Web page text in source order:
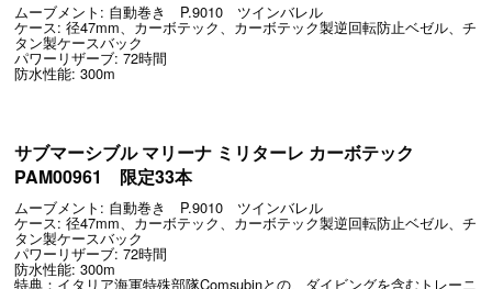
ムーブメント: 自動巻き P.9010 ツインバレル
ケース: 径47mm、カーボテック、カーボテック製逆回転防止ベゼル、チ
タン製ケースバック
パワーリザーブ: 72時間
防水性能: 300m
サブマーシブル マリーナ ミリターレ カーボテック
PAM00961 限定33本
ムーブメント: 自動巻き P.9010 ツインバレル
ケース: 径47mm、カーボテック、カーボテック製逆回転防止ベゼル、チ
タン製ケースバック
パワーリザーブ: 72時間
防水性能: 300m
特典：イタリア海軍特殊部隊Comsubinとの、ダイビングを含むトレーニ